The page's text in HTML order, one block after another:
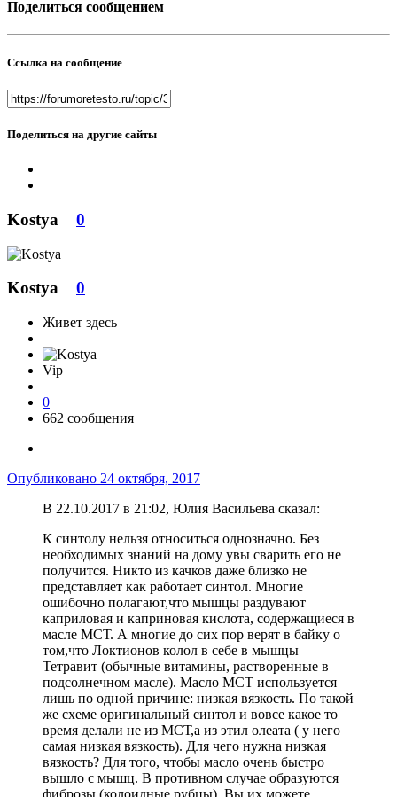
Поделиться сообщением
Ссылка на сообщение
Поделиться на другие сайты
Kostya 0
Kostya 0
Живет здесь
Vip
0
662 сообщения
Опубликовано 24 октября, 2017
В 22.10.2017 в 21:02, Юлия Васильева сказал:
К синтолу нельзя относиться однозначно. Без
необходимых знаний на дому увы сварить его не
получится. Никто из качков даже близко не
представляет как работает синтол. Многие
ошибочно полагают,что мышцы раздувают
каприловая и каприновая кислота, содержащиеся в
масле МСТ. А многие до сих пор верят в байку о
том,что Локтионов колол в себе в мышцы
Тетравит (обычные витамины, растворенные в
подсолнечном масле). Масло МСТ используется
лишь по одной причине: низкая вязкость. По такой
же схеме оригинальный синтол и вовсе какое то
время делали не из МСТ,а из этил олеата ( у него
самая низкая вязкость). Для чего нужна низкая
вязкость? Для того, чтобы масло очень быстро
вышло с мышц. В противном случае образуются
фиброзы (колоидные рубцы). Вы их можете